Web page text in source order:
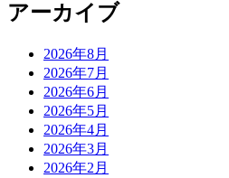
アーカイブ
2026年8月
2026年7月
2026年6月
2026年5月
2026年4月
2026年3月
2026年2月